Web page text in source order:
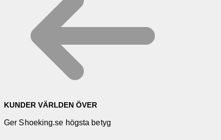
KUNDER VÄRLDEN ÖVER
Ger Shoeking.se högsta betyg